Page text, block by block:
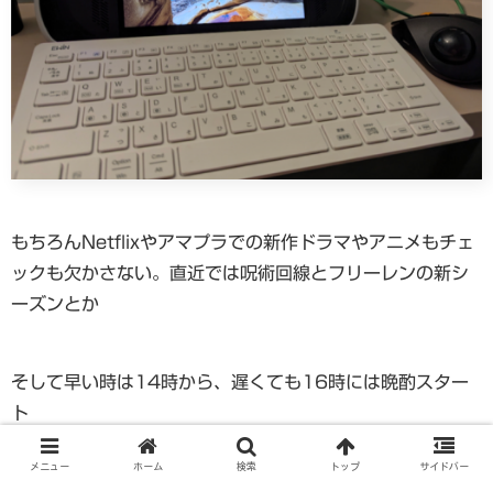
もちろんNetflixやアマプラでの新作ドラマやアニメもチェ
ックも欠かさない。直近では呪術回線とフリーレンの新シ
ーズンとか
そして早い時は14時から、遅くても16時には晩酌スター
ト
メニュー ホーム 検索 トップ サイドバー